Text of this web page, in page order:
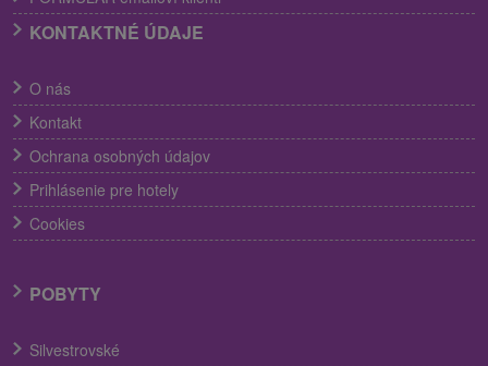
KONTAKTNÉ ÚDAJE
O nás
Kontakt
Ochrana osobných údajov
Prihlásenie pre hotely
Cookies
POBYTY
Silvestrovské